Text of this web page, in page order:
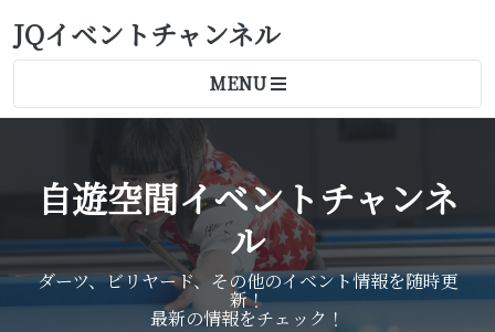
JQイベントチャンネル
MENU
自遊空間イベントチャンネ
ル
ダーツ、ビリヤード、その他のイベント情報を随時更
新！
最新の情報をチェック！